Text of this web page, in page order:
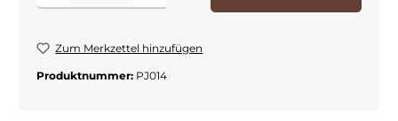
Zum Merkzettel hinzufügen
Produktnummer: PJ014